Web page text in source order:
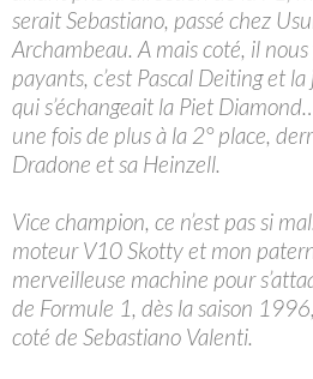
serait Sebastiano, passé chez
Archambeau. A mais coté, il
payants, c’est Pascal Deiting et
qui s’échangeait la Piet
une fois de plus à la 2° place,
Dradone et sa Heinzell.
Vice champion, ce n’est pas si
moteur V10 Skotty et mon
merveilleuse machine pour
de Formule 1, dès la saison
coté de Sebastiano Valenti.